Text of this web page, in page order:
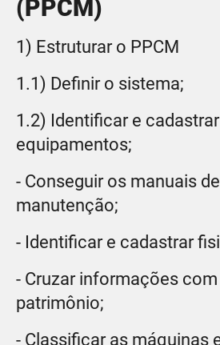
(PPCM)
1) Estruturar o PPCM
1.1) Definir o sistema;
1.2) Identificar e
equipamentos;
- Conseguir os manuais
manutenção;
- Identificar e cadastrar
- Cruzar informações
patrimônio;
- Classificar as máquinas